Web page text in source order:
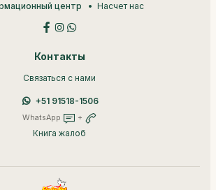
центр Насчет нас
Контакты
Связаться с нами
+51 91518-1506
WhatsApp +
Книга жалоб